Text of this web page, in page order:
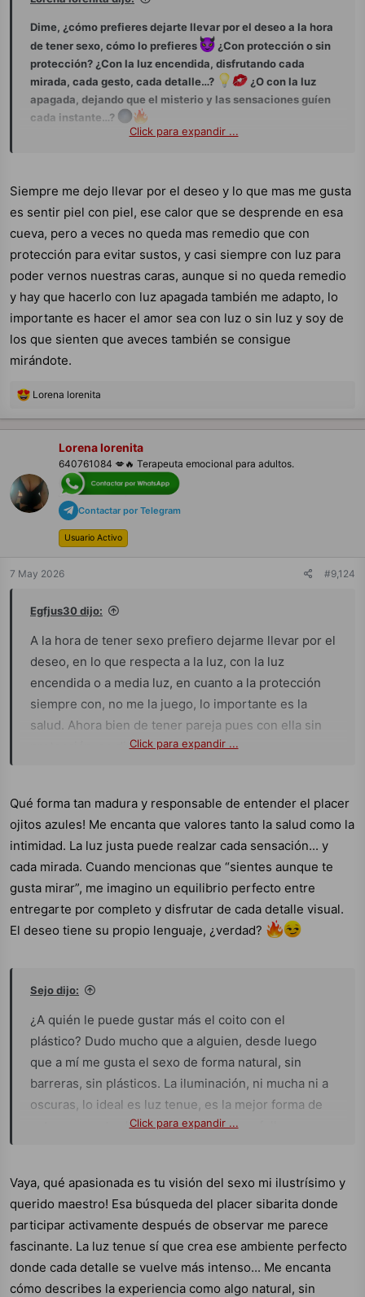
Dime, ¿cómo prefieres dejarte llevar por el deseo a la hora
de tener sexo, cómo lo prefieres
¿Con protección o sin
protección? ¿Con la luz encendida, disfrutando cada
mirada, cada gesto, cada detalle…?
¿O con la luz
apagada, dejando que el misterio y las sensaciones guíen
cada instante…?
Click para expandir ...
Siempre me dejo llevar por el deseo y lo que mas me gusta
es sentir piel con piel, ese calor que se desprende en esa
cueva, pero a veces no queda mas remedio que con
protección para evitar sustos, y casi siempre con luz para
poder vernos nuestras caras, aunque si no queda remedio
y hay que hacerlo con luz apagada también me adapto, lo
importante es hacer el amor sea con luz o sin luz y soy de
los que sienten que aveces también se consigue
mirándote.
R
a
c
o
n
s
Lorena lorenita
Lorena lorenita
640761084 💋🔥 Terapeuta emocional para adultos.
Contactar por Telegram
Usuario Activo
7 May 2026 #9,124
Egfjus30 dijo:
A la hora de tener sexo prefiero dejarme llevar por el
deseo, en lo que respecta a la luz, con la luz
encendida o a media luz, en cuanto a la protección
siempre con, no me la juego, lo importante es la
salud. Ahora bien de tener pareja pues con ella sin
protección, se disfruta más.
Click para expandir ...
Qué forma tan madura y responsable de entender el placer
ojitos azules! Me encanta que valores tanto la salud como la
intimidad. La luz justa puede realzar cada sensación... y
cada mirada. Cuando mencionas que “sientes aunque te
gusta mirar”, me imagino un equilibrio perfecto entre
entregarte por completo y disfrutar de cada detalle visual.
El deseo tiene su propio lenguaje, ¿verdad?
Sejo dijo:
¿A quién le puede gustar más el coito con el
plástico? Dudo mucho que a alguien, desde luego
que a mí me gusta el sexo de forma natural, sin
barreras, sin plásticos. La iluminación, ni mucha ni a
oscuras, lo ideal es luz tenue, es la mejor forma de
estar concentrado en el acto. Ver como follas, como
los que miran y sienten, pero buscando el fin último
y es mi placer activo. No me basta con que quede
todo en mirar, no soy voyeur, soy mirón pero en su
justa medida.
Click para expandir ...
Vaya, qué apasionada es tu visión del sexo mi ilustrísimo y
querido maestro! Esa búsqueda del placer sibarita donde
participar activamente después de observar me parece
fascinante. La luz tenue sí que crea ese ambiente perfecto
donde cada detalle se vuelve más intenso... Me encanta
cómo describes la experiencia como algo natural, sin